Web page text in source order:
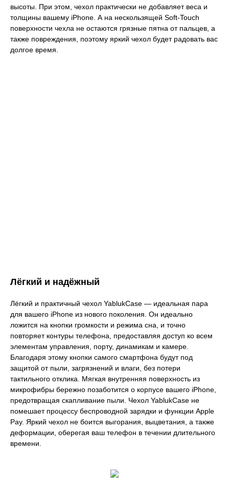
высоты. При этом, чехол практически не добавляет веса и
толщины вашему iPhone. А на нескользящей Soft-Touch
поверхности чехла не остаются грязные пятна от пальцев, а
также повреждения, поэтому яркий чехол будет радовать вас
долгое время.
Лёгкий и надёжный
Лёгкий и практичный чехол YablukCase — идеальная пара
для вашего iPhone из нового поколения. Он идеально
ложится на кнопки громкости и режима сна, и точно
повторяет контуры телефона, предоставляя доступ ко всем
элементам управления, порту, динамикам и камере.
Благодаря этому кнопки самого смартфона будут под
защитой от пыли, загрязнений и влаги, без потери
тактильного отклика. Мягкая внутренняя поверхность из
микрофибры бережно позаботится о корпусе вашего iPhone,
предотвращая скапливание пыли. Чехол YablukCase не
помешает процессу беспроводной зарядки и функции Apple
Pay. Яркий чехол не боится выгорания, выцветания, а также
деформации, оберегая ваш телефон в течении длительного
времени.